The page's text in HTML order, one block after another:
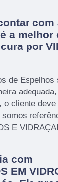
com
a melhor
por
de Espelhos
o cliente
E
com
EM